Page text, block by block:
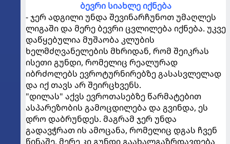
ბევრი სიახლე იქნება
- ჯერ ადგილი უნდა შევინარჩუნოთ უმაღლეს
ლიგაში და მერე ბევრი ცვლილება იქნება. უკვე
დაწყებულია მუშაობა კლუბის
ხელმძღვანელების მხრიდან, რომ შეიკრას
ისეთი გუნდი, რომელიც რეალურად
იბრძოლებს ევროტურნირებზე გასასვლელად
და იქ თავს არ შეირცხვენს.
"დილას" აქვს ევროთასებზე წარმატებით
ასპარეზობის გამოცდილება და გვინდა, ეს
დრო დაბრუნდეს. მაგრამ ჯერ უნდა
გადავჭრათ ის ამოცანა, რომელიც დგას ჩვენ
წინაშე, მერე კი გუნდი გაახალგაზრდავდება